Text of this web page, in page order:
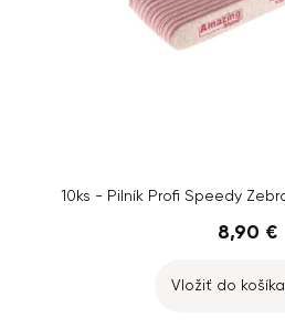
8,90 €
Vložiť do košíka